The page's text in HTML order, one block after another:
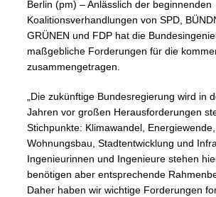
Berlin (pm) – Anlässlich der beginnenden
Koalitionsverhandlungen von SPD,
GRÜNEN und FDP hat die
maßgebliche Forderungen für die
zusammengetragen.
„Die zukünftige Bundesregierung wird in
Jahren vor großen Herausforderungen
Stichpunkte: Klimawandel,
Wohnungsbau, Stadtentwicklung und
Ingenieurinnen und Ingenieure stehen
benötigen aber entsprechende
Daher haben wir wichtige Forderungen